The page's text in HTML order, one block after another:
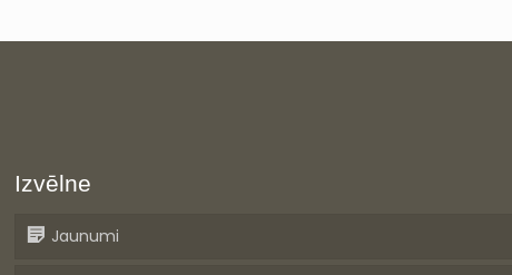
Izvēlne
Jaunumi